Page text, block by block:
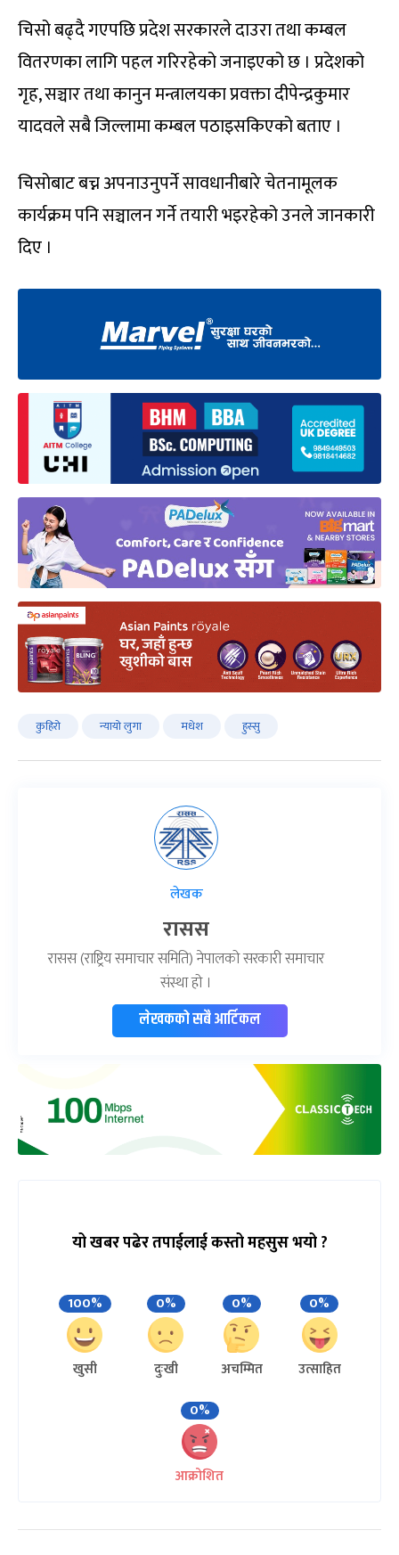
चिसो बढ्दै गएपछि प्रदेश सरकारले दाउरा तथा कम्बल
वितरणका लागि पहल गरिरहेको जनाइएको छ । प्रदेशको
गृह, सञ्चार तथा कानुन मन्त्रालयका प्रवक्ता दीपेन्द्रकुमार
यादवले सबै जिल्लामा कम्बल पठाइसकिएको बताए ।
चिसोबाट बच्न अपनाउनुपर्ने सावधानीबारे चेतनामूलक
कार्यक्रम पनि सञ्चालन गर्ने तयारी भइरहेको उनले जानकारी
दिए ।
कुहिरो न्यायो लुगा मधेश हुस्सु
लेखक
रासस
रासस (राष्ट्रिय समाचार समिति) नेपालको सरकारी समाचार
संस्था हो ।
लेखकको सबै आर्टिकल
यो खबर पढेर तपाईलाई कस्तो महसुस भयो ?
100%
खुसी
0%
दुःखी
0%
अचम्मित
0%
उत्साहित
0%
आक्रोशित